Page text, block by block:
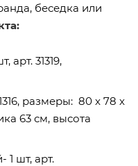
беседка или
арт. 31319,
размеры: 80 x 78 x
63 см, высота
1 шт, арт.